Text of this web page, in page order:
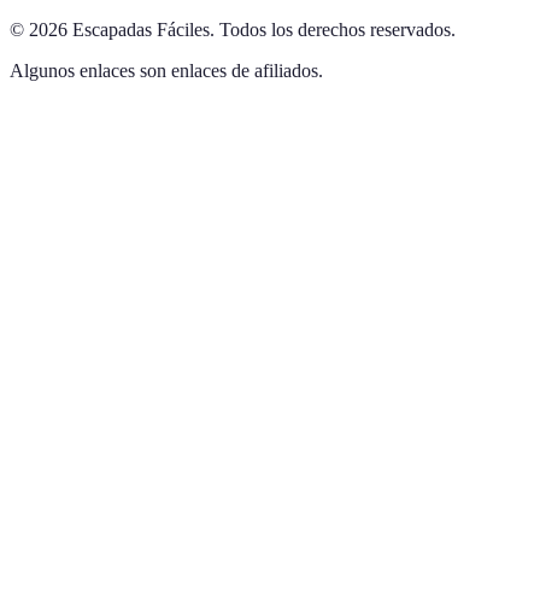
© 2026 Escapadas Fáciles. Todos los derechos reservados.
Algunos enlaces son enlaces de afiliados.